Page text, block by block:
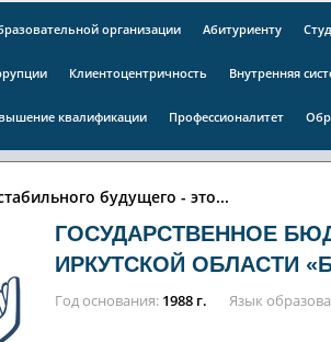
организации Абитуриенту
Клиентоцентричность Внутренняя
квалификации Профессионалитет
будущего - это...
ГОСУДАРСТВЕННОЕ
ИРКУТСКОЙ ОБЛАСТИ
Год основания 1988 г. Язык